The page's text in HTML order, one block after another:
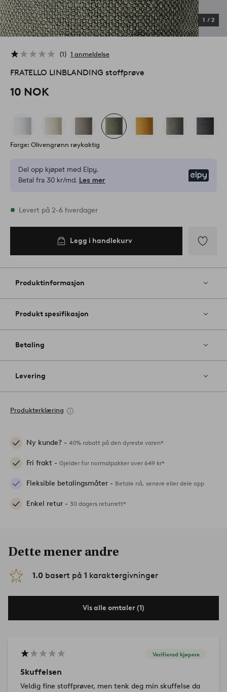
1 / 2
1 1 anmeldelse
FRATELLO LINBLANDING stoffprøve
10 NOK
Farge: Olivengrønn røykaktig
Del opp kjøpet med Elpy.
Betal fra 30 kr/md. Les mer
På lager
Levert på 2-6 hverdager
Legg i handlekurv
til
Produktinformasjon
Produkt spesifikasjon
Betaling
Levering
Produkterklæring
Ny kunde? - 40% rabatt på den dyreste varen*
Fri frakt - Gjelder for normalpakker over 649 kr*
Fleksible betalingsmåter - Betale nå, senere eller dele opp
Enkel retur - 30 dagers returrett*
Dette mener andre
1.0 basert på 1 karaktergivninger
Vis alle omtaler (1)
Verifierad kjøpere
Skuffelsen
Veldig fine stoffprøver, men tenk deg min skuffelse da